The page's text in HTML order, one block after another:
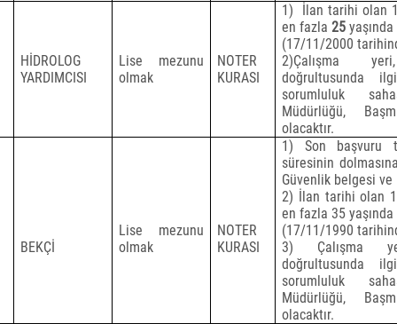
HİDROLOG
YARDIMCISI
Lise mezunu
olmak
NOTER
KURASI
1)
İlan tarihi olan
en fazla 25
(17/11/2000
2)Çalışma
doğrultusunda
sorumluluk
Müdürlüğü,
olacaktır.
BEKÇİ
Lise mezunu
olmak
NOTER
KURASI
1) Son başvuru
süresinin
Güvenlik belgesi
2) İlan tarihi olan
en fazla 35
(17/11/1990
3) Çalışma
doğrultusunda
sorumluluk
Müdürlüğü,
olacaktır.